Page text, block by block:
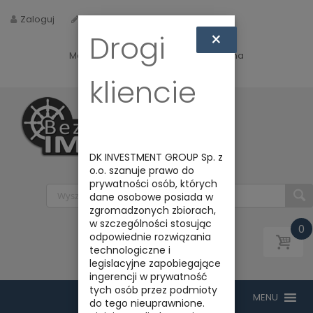
Zaloguj Zarejestruj
Masz jakieś pytania? Napisz do nas na
biuro@bezpiecznyimport.pl
0
Drogi
kliencie
×
DK INVESTMENT GROUP Sp. z
o.o. szanuje prawo do
prywatności osób, których
dane osobowe posiada w
zgromadzonych zbiorach,
w szczególności stosując
odpowiednie rozwiązania
technologiczne i
legislacyjne zapobiegające
ingerencji w prywatność
tych osób przez podmioty
do tego nieuprawnione.